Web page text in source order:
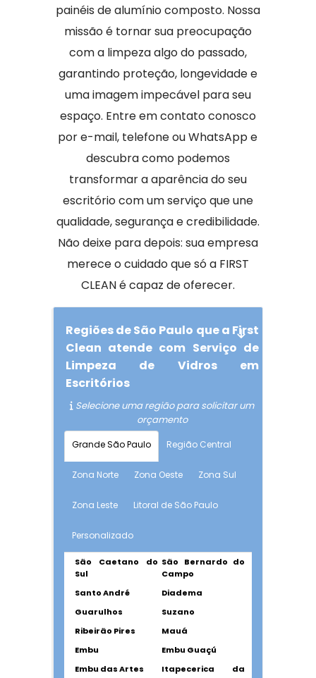
painéis de alumínio composto. Nossa
missão é tornar sua preocupação
com a limpeza algo do passado,
garantindo proteção, longevidade e
uma imagem impecável para seu
espaço. Entre em contato conosco
por e-mail, telefone ou WhatsApp e
descubra como podemos
transformar a aparência do seu
escritório com um serviço que une
qualidade, segurança e credibilidade.
Não deixe para depois: sua empresa
merece o cuidado que só a FIRST
CLEAN é capaz de oferecer.
Regiões de São Paulo que a First
Clean atende com Serviço de
Limpeza de Vidros em
Escritórios
Selecione uma região para solicitar um
orçamento
Grande São Paulo Região Central
Zona Norte Zona Oeste Zona Sul
Zona Leste Litoral de São Paulo
Personalizado
São Caetano do
Sul
São Bernardo do
Campo
Santo André
Diadema
Guarulhos
Suzano
Ribeirão Pires
Mauá
Embu
Embu Guaçú
Embu das Artes
Itapecerica da